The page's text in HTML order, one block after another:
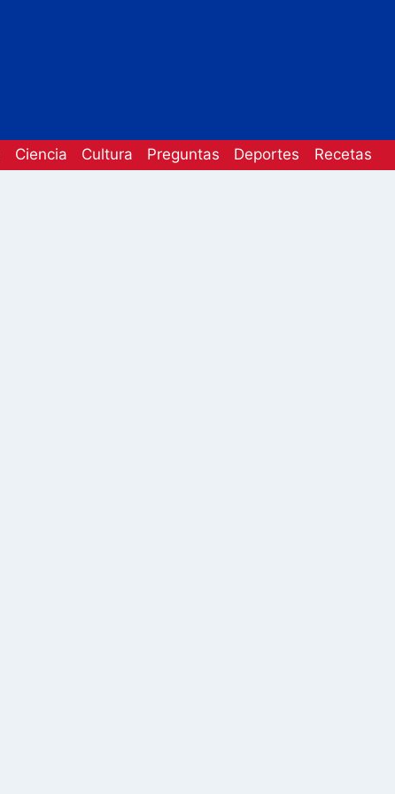
Ciencia Cultura Preguntas Deportes Recetas